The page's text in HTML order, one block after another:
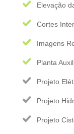
Elevação
Cortes
Imagens
Planta
Projeto
Projeto
Projeto